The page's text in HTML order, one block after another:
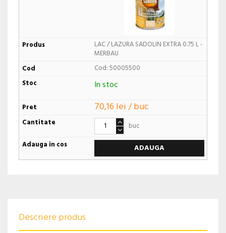
LAC / LAZURA SADOLIN EXTRA 0.75 L -
MERBAU
Cod: 50005500
In stoc
70,16 lei / buc
buc
ADAUGA
Descriere produs